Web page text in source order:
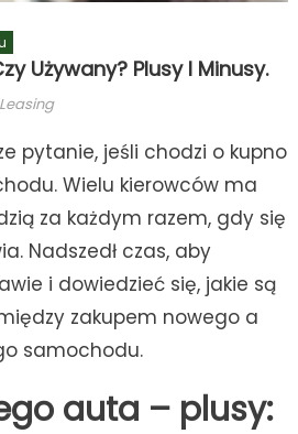
Używany? Plusy I Minusy.
pytanie, jeśli chodzi o kupno
Wielu kierowców ma
za każdym razem, gdy się
Nadszedł czas, aby
i dowiedzieć się, jakie są
zakupem nowego a
samochodu.
auta – plusy: